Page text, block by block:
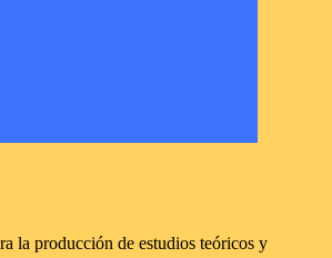
la producción de estudios teóricos y